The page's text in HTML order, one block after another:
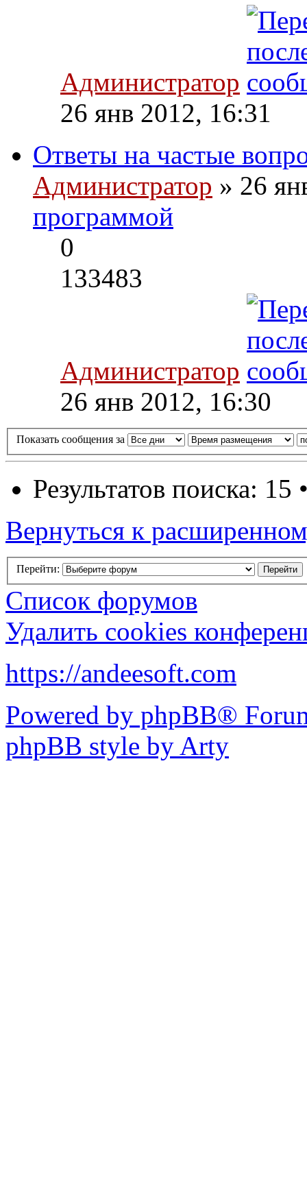
Администратор
26 янв 2012, 16:31
Ответы на частые
Администратор » 26
программой
0
133483
Администратор
26 янв 2012, 16:30
Показать сообщения за
Результатов поиска:
Вернуться к
Перейти:
Список форумов
Удалить cookies
https://andeesoft.com
Powered by phpBB®
phpBB style by Arty